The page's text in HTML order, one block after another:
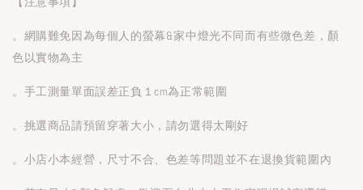
。網購難免因為每個人的螢幕&家中燈光不同而有些微色差，顏
色以實物為主
。手工測量單面誤差正負１cm為正常範圍
。挑選商品請預留穿著大小，請勿選得太剛好
。小店小本經營，尺寸不合、色差等問題並不在退換貨範圍內